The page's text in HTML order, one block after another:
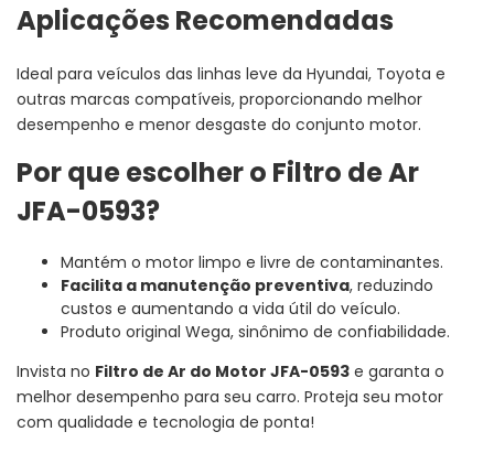
Aplicações Recomendadas
Ideal para veículos das linhas leve da Hyundai, Toyota e
outras marcas compatíveis, proporcionando melhor
desempenho e menor desgaste do conjunto motor.
Por que escolher o Filtro de Ar
JFA-0593?
Mantém o motor limpo e livre de contaminantes.
Facilita a manutenção preventiva, reduzindo
custos e aumentando a vida útil do veículo.
Produto original Wega, sinônimo de confiabilidade.
Invista no Filtro de Ar do Motor JFA-0593 e garanta o
melhor desempenho para seu carro. Proteja seu motor
com qualidade e tecnologia de ponta!